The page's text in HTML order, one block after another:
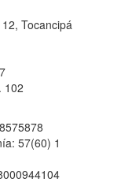
Tocancipá
102
57(60) 1